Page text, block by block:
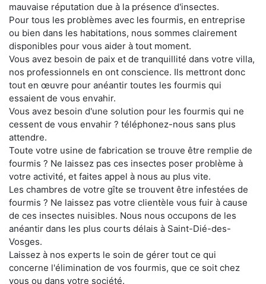
mauvaise réputation due à la présence d'insectes.
Pour tous les problèmes avec les fourmis, en entreprise
ou bien dans les habitations, nous sommes clairement
disponibles pour vous aider à tout moment.
Vous avez besoin de paix et de tranquillité dans votre villa,
nos professionnels en ont conscience. Ils mettront donc
tout en œuvre pour anéantir toutes les fourmis qui
essaient de vous envahir.
Vous avez besoin d'une solution pour les fourmis qui ne
cessent de vous envahir ? téléphonez-nous sans plus
attendre.
Toute votre usine de fabrication se trouve être remplie de
fourmis ? Ne laissez pas ces insectes poser problème à
votre activité, et faites appel à nous au plus vite.
Les chambres de votre gîte se trouvent être infestées de
fourmis ? Ne laissez pas votre clientèle vous fuir à cause
de ces insectes nuisibles. Nous nous occupons de les
anéantir dans les plus courts délais à Saint-Dié-des-
Vosges.
Laissez à nos experts le soin de gérer tout ce qui
concerne l'élimination de vos fourmis, que ce soit chez
vous ou dans votre société.